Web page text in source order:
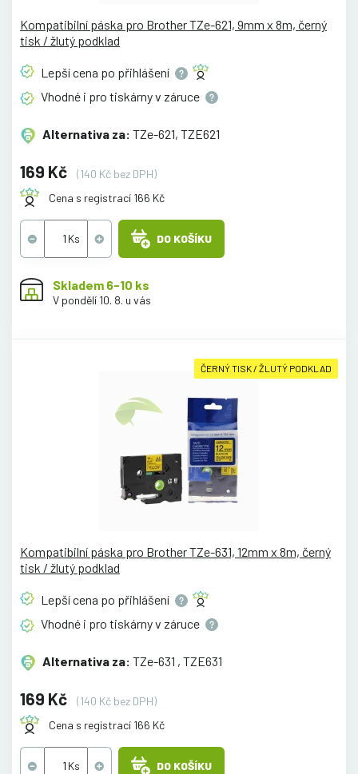
Kompatibilní páska pro Brother TZe-621, 9mm x 8m, černý
tisk / žlutý podklad
Lepší cena po přihlášení
Vhodné i pro tiskárny v záruce
Alternativa za: TZe-621, TZE621
169 Kč
(140 Kč bez DPH)
Cena s registrací 166 Kč
DO KOŠÍKU
Skladem 6-10 ks
V pondělí 10. 8. u vás
ČERNÝ TISK / ŽLUTÝ PODKLAD
Kompatibilní páska pro Brother TZe-631, 12mm x 8m, černý
tisk / žlutý podklad
Lepší cena po přihlášení
Vhodné i pro tiskárny v záruce
Alternativa za: TZe-631 , TZE631
169 Kč
(140 Kč bez DPH)
Cena s registrací 166 Kč
DO KOŠÍKU